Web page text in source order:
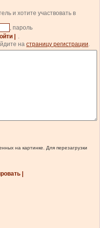
и хотите участвовать в
, пароль
|
.
на страницу регистрации.
на картинке. Для перезагрузки
|